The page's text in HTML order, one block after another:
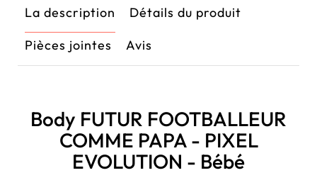
La description
Détails du produit
Pièces jointes
Avis
Body FUTUR FOOTBALLEUR
COMME PAPA - PIXEL
EVOLUTION - Bébé